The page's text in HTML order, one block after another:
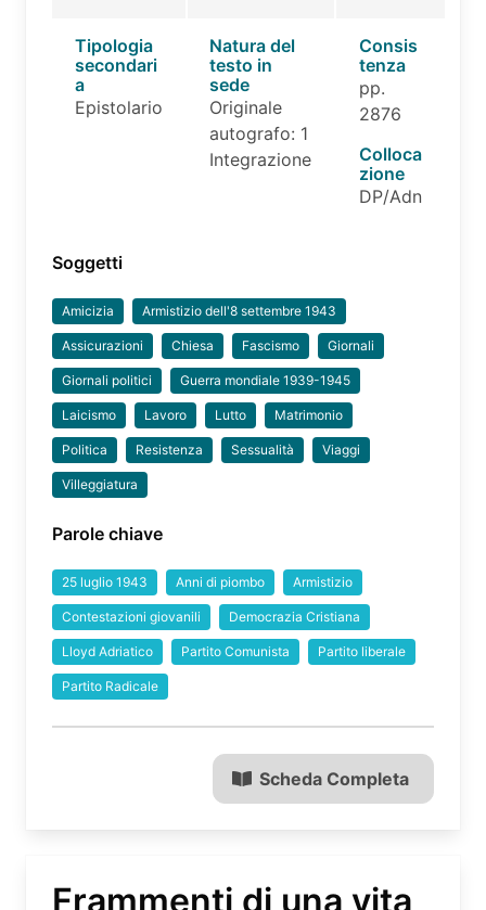
Tipologia
secondari
a
Epistolario
Natura del
testo in
sede
Originale
autografo: 1
Integrazione
Consis
tenza
pp.
2876
Colloca
zione
DP/Adn
Soggetti
Amicizia Armistizio dell'8 settembre 1943
Assicurazioni Chiesa Fascismo Giornali
Giornali politici Guerra mondiale 1939-1945
Laicismo Lavoro Lutto Matrimonio
Politica Resistenza Sessualità Viaggi
Villeggiatura
Parole chiave
25 luglio 1943 Anni di piombo Armistizio
Contestazioni giovanili Democrazia Cristiana
Lloyd Adriatico Partito Comunista Partito liberale
Partito Radicale
Scheda Completa
Frammenti di una vita